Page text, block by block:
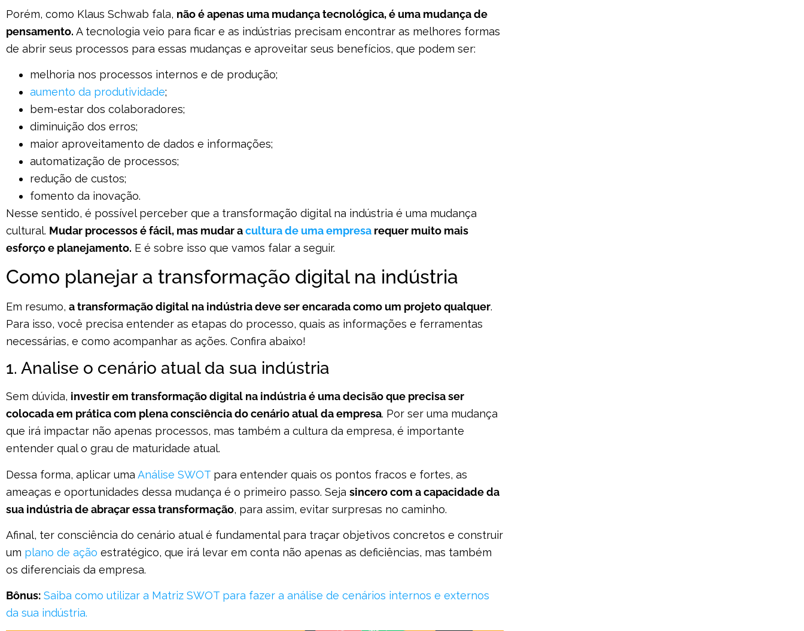
Porém, como Klaus Schwab fala, não é apenas uma mudança tecnológica, é uma mudança de
pensamento. A tecnologia veio para ficar e as indústrias precisam encontrar as melhores formas
de abrir seus processos para essas mudanças e aproveitar seus benefícios, que podem ser:
melhoria nos processos internos e de produção;
aumento da produtividade;
bem-estar dos colaboradores;
diminuição dos erros;
maior aproveitamento de dados e informações;
automatização de processos;
redução de custos;
fomento da inovação.
Nesse sentido, é possível perceber que a transformação digital na indústria é uma mudança
cultural. Mudar processos é fácil, mas mudar acultura de uma empresa requer muito mais
esforço e planejamento. E é sobre isso que vamos falar a seguir.
Como planejar a transformação digital na indústria
Em resumo, a transformação digital na indústria deve ser encarada como um projeto qualquer.
Para isso, você precisa entender as etapas do processo, quais as informações e ferramentas
necessárias, e como acompanhar as ações. Confira abaixo!
1. Analise o cenário atual da sua indústria
Sem dúvida, investir em transformação digital na indústria é uma decisão que precisa ser
colocada em prática com plena consciência do cenário atual da empresa. Por ser uma mudança
que irá impactar não apenas processos, mas também a cultura da empresa, é importante
entender qual o grau de maturidade atual.
Dessa forma, aplicar uma Análise SWOT para entender quais os pontos fracos e fortes, as
ameaças e oportunidades dessa mudança é o primeiro passo. Seja sincero com a capacidade da
sua indústria de abraçar essa transformação, para assim, evitar surpresas no caminho.
Afinal, ter consciência do cenário atual é fundamental para traçar objetivos concretos e construir
um plano de ação estratégico, que irá levar em conta não apenas as deficiências, mas também
os diferenciais da empresa.
Bônus: Saiba como utilizar a Matriz SWOT para fazer a análise de cenários internos e externos
da sua indústria.